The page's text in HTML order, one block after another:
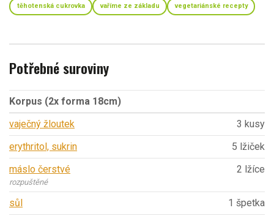
těhotenská cukrovka vaříme ze základu vegetariánské recepty
Potřebné suroviny
Korpus (2x forma 18cm)
vaječný žloutek
3 kusy
erythritol, sukrin
5 lžiček
máslo čerstvé
rozpuštěné
2 lžíce
sůl
1 špetka